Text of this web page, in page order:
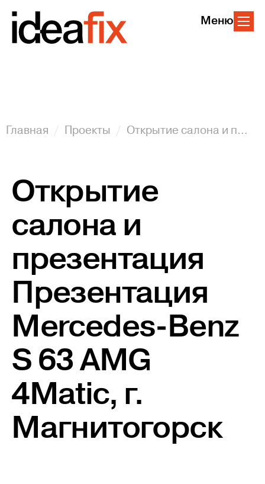
Меню
Открытие
салона и
презентация
Презентация
Mercedes-Benz
S 63 AMG
4Мatic, г.
Магнитогорск
Главная Проекты Открытие салона и презентация Презентация Mercedes-Benz S 63 AMG 4Мatic, г. Магнитогорск